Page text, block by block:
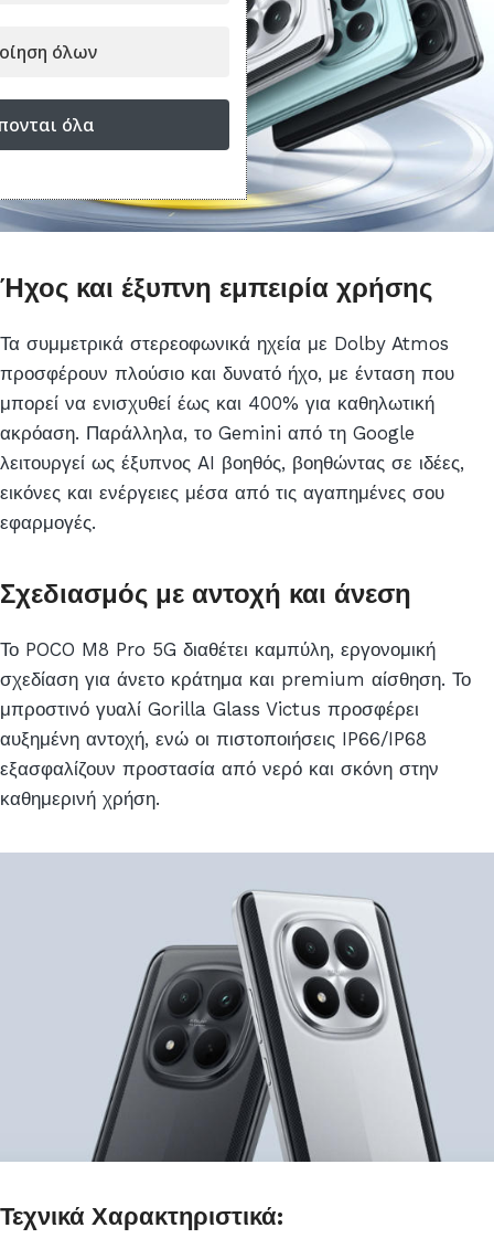
Ήχος και έξυπνη εμπειρία χρήσης
Τα συμμετρικά στερεοφωνικά ηχεία με Dolby Atmos
προσφέρουν πλούσιο και δυνατό ήχο, με ένταση που
μπορεί να ενισχυθεί έως και 400% για καθηλωτική
ακρόαση. Παράλληλα, το Gemini από τη Google
λειτουργεί ως έξυπνος AI βοηθός, βοηθώντας σε ιδέες,
εικόνες και ενέργειες μέσα από τις αγαπημένες σου
εφαρμογές.
Σχεδιασμός με αντοχή και άνεση
Το POCO M8 Pro 5G διαθέτει καμπύλη, εργονομική
σχεδίαση για άνετο κράτημα και premium αίσθηση. Το
μπροστινό γυαλί Gorilla Glass Victus προσφέρει
αυξημένη αντοχή, ενώ οι πιστοποιήσεις IP66/IP68
εξασφαλίζουν προστασία από νερό και σκόνη στην
καθημερινή χρήση.
Τεχνικά Χαρακτηριστικά:
όλων
όλα